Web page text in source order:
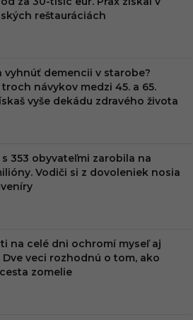
reštauráciách
vyhnúť demencii v starobe?
návykov medzi 45. a 65.
vyše dekádu zdravého života
353 obyvateľmi zarobila na
Vodiči si z dovoleniek nosia
na celé dni ochromí myseľ aj
Dve veci rozhodnú o tom, ako
zomelie